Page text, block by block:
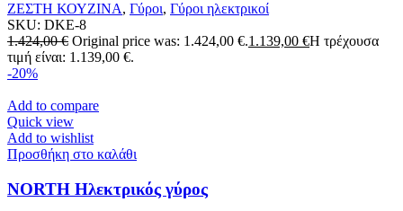
ΖΕΣΤΗ ΚΟΥΖΙΝΑ, Γύροι, Γύροι ηλεκτρικοί
SKU: DKE-8
1.424,00€ Original price was: 1.424,00 €.1.139,00 €Η τρέχουσα
τιμή είναι: 1.139,00 €.
-20%
Add to compare
Quick view
Add to wishlist
Προσθήκη στο καλάθι
NORTH Ηλεκτρικός γύρος